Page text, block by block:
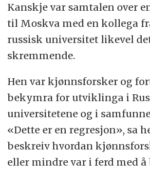
Kanskje var samtalen over
til Moskva med en kollega
russisk universitet likevel
skremmende.
Hen var kjønnsforsker og
bekymra for utviklinga i
universitetene og i
«Dette er en regresjon», sa
beskreiv hvordan
eller mindre var i ferd med